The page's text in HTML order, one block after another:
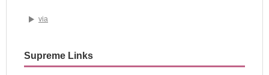
via
Supreme Links